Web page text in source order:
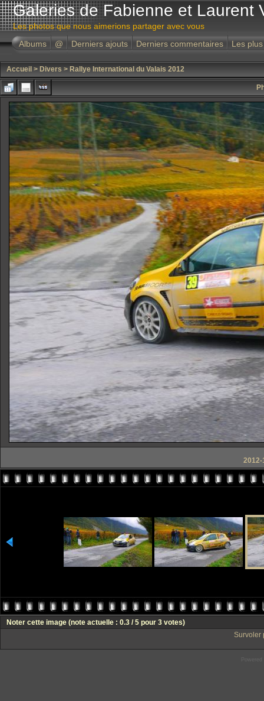
Galeries de Fabienne et Laurent
Les photos que nous aimerions partager avec vous
Albums
@ Derniers ajouts Derniers commentaires Les
Accueil > Divers > Rallye International du Valais 2012
2012-
Noter cette image (note actuelle : 0.3 / 5 pour 3 votes)
Survoler